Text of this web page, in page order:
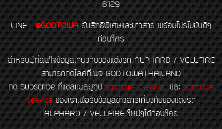
6129
LINE : @GODTOWA รับสิทธิพิเศษและข่าวสาร พร้อมโปรโมชั่นดีๆ
ก่อนใคร
สำหรับผู้ที่สนใจข้อมูลเกี่ยวกับของแต่งรถ ALPHARD / VELLFIRE
สามารถกดไลค์ที่เพจ GODTOWATHAILAND
กด Subscribe ที่แชลแนลยูทูป GODTOWA CHANNELและGODTOWA
SERVICEของเราเพื่อรับข้อมูลข่าวสารเกี่ยวกับของแต่งรถ
ALPHARD / VELLFIRE ใหม่ๆได้ก่อนใคร